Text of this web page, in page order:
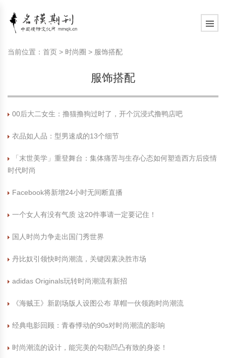
美容护肤知识
时尚人物
美容护肤知识
时尚人物
当前位置： 首页 > 时尚圈 > 服饰搭配
服饰搭配
00后大二女生：撸猫撸狗过时了，开个沉浸式撸鸭店吧
衣品如人品：型男速成的13个细节
「末世美学」重登舞台：集体痛苦与生存心态如何塑造西方后疫情
时代时尚
Facebook将新增24小时无间断直播
一个女人有没有气质 这20件事请一定要记住！
国人时尚力争走出国门秀世界
丹比奴引领快时尚潮流，关键因素决胜市场
adidas Originals玩转时尚潮流有新招
《海贼王》新剧场版人设图公布 草帽一伙领跑时尚潮流
经典电影回顾：青春悸动的90s对时尚潮流的影响
时尚潮流的设计，能完美的勾勒凹凸有致的身姿！